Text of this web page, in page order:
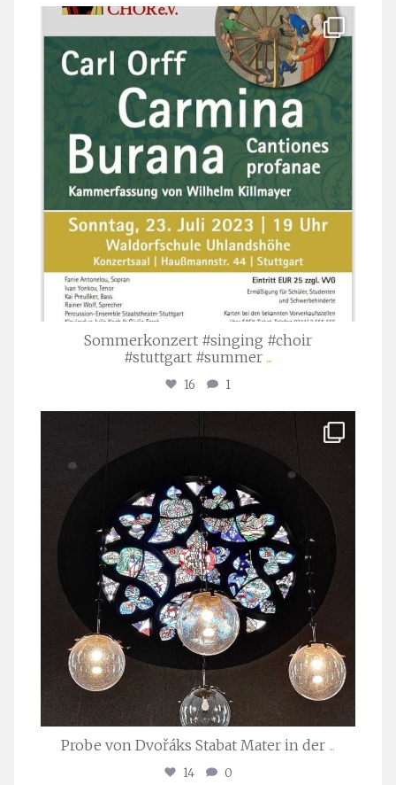
stuttgarter_oratorienchor
Juli 22
Sommerkonzert #singing #choir
#stuttgart #summer ...
16 1
Apr. 1
Probe von Dvořáks Stabat Mater in der ...
14 0